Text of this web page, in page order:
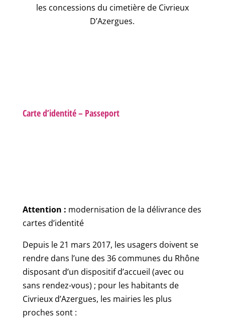
les concessions du cimetière de Civrieux
D’Azergues.
Carte d’identité – Passeport
Attention : modernisation de la délivrance des
cartes d’identité
Depuis le 21 mars 2017, les usagers doivent se
rendre dans l’une des 36 communes du Rhône
disposant d’un dispositif d’accueil (avec ou
sans rendez-vous) ; pour les habitants de
Civrieux d’Azergues, les mairies les plus
proches sont :